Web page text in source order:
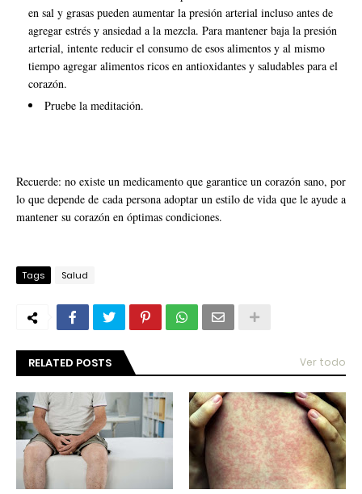
en sal y grasas pueden aumentar la presión arterial incluso antes de
agregar estrés y ansiedad a la mezcla. Para mantener baja la presión
arterial, intente reducir el consumo de esos alimentos y al mismo
tiempo agregar alimentos ricos en antioxidantes y saludables para el
corazón.
Pruebe la meditación.
Recuerde: no existe un medicamento que garantice un corazón sano, por
lo que depende de cada persona adoptar un estilo de vida que le ayude a
mantener su corazón en óptimas condiciones.
Tags Salud
RELATED POSTS Ver todo